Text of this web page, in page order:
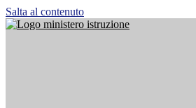
Salta al contenuto